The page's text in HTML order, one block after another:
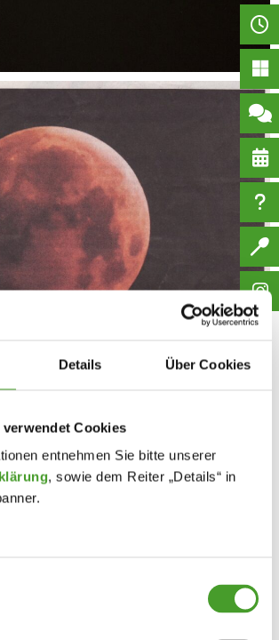
Details Über Cookies
verwendet Cookies
entnehmen Sie bitte unserer
, sowie dem Reiter „Details“ in